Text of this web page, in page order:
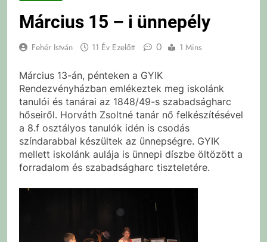
Március 15 – i ünnepély
Fehér István 11 Év Ezelőtt 0 1 Mins
Március 13-án, pénteken a GYIK
Rendezvényházban emlékeztek meg iskolánk
tanulói és tanárai az 1848/49-s szabadságharc
hőseiről. Horváth Zsoltné tanár nő felkészítésével
a 8.f osztályos tanulók idén is csodás
színdarabbal készültek az ünnepségre. GYIK
mellett iskolánk aulája is ünnepi díszbe öltözött a
forradalom és szabadságharc tiszteletére.